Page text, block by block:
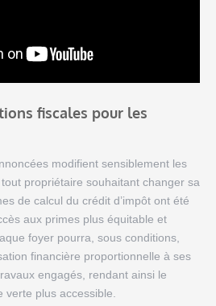
fiscales pour les
modifient sensiblement les
propriétaire souhaitant changer sa
de calcul du crédit d’impôt ont été
aux primes plus équitable et
foyer pourra, sous conditions,
financière proportionnelle à ses
engagés, rendant ainsi le
verte plus accessible.